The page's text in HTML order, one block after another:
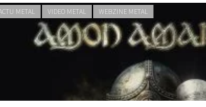
METAL VIDEO METAL WEBZINE METAL